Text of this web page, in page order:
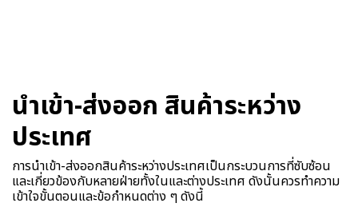
นำเข้า-ส่งออก สินค้าระหว่าง
ประเทศ
การนำเข้า-ส่งออกสินค้าระหว่างประเทศเป็นกระบวนการที่ซับซ้อน
และเกี่ยวข้องกับหลายฝ่ายทั้งในและต่างประเทศ ดังนั้นควรทำความ
เข้าใจขั้นตอนและข้อกำหนดต่าง ๆ ดังนี้